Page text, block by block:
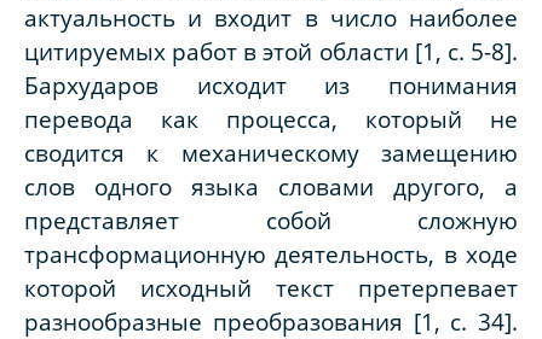
актуальность и входит в число наиболее
цитируемых работ в этой области [1, с. 5-8].
Бархударов исходит из понимания
перевода как процесса, который не
сводится к механическому замещению
слов одного языка словами другого, а
представляет собой сложную
трансформационную деятельность, в ходе
которой исходный текст претерпевает
разнообразные преобразования [1, с. 34].